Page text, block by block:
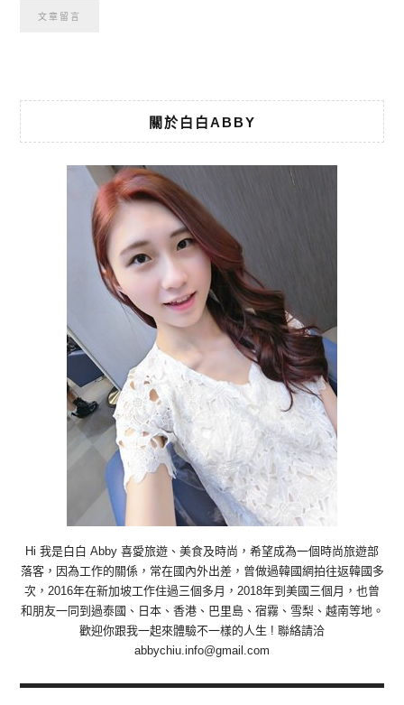
關於白白ABBY
Hi 我是白白 Abby 喜愛旅遊、美食及時尚，希望成為一個時尚旅遊部
落客，因為工作的關係，常在國內外出差，曾做過韓國網拍往返韓國多
次，2016年在新加坡工作住過三個多月，2018年到美國三個月，也曾
和朋友一同到過泰國、日本、香港、巴里島、宿霧、雪梨、越南等地。
歡迎你跟我一起來體驗不一樣的人生 ! 聯絡請洽
abbychiu.info@gmail.com